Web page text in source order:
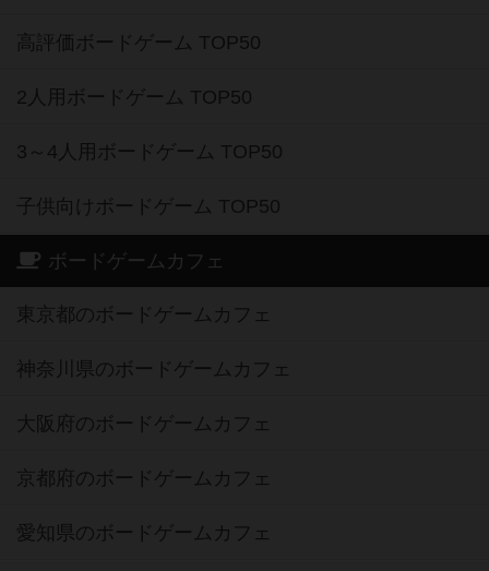
高評価ボードゲーム TOP50
2人用ボードゲーム TOP50
3～4人用ボードゲーム TOP50
子供向けボードゲーム TOP50
ボードゲームカフェ
東京都のボードゲームカフェ
神奈川県のボードゲームカフェ
大阪府のボードゲームカフェ
京都府のボードゲームカフェ
愛知県のボードゲームカフェ